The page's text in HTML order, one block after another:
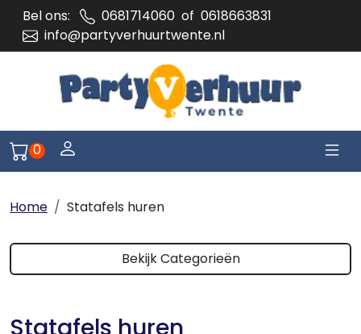
Bel ons: 0681714060 of 0618663831
info@partyverhuurtwente.nl
Naar winkelwagen pagina
0 Log je in of meld je aan
Home Statafels huren
Bekijk Categorieën
Statafels huren